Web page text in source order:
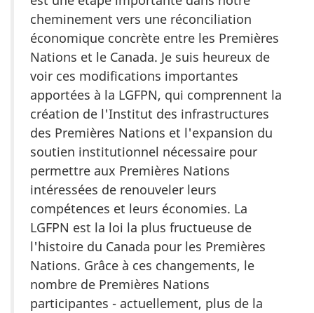
cheminement vers une réconciliation
économique concrète entre les Premières
Nations et le Canada. Je suis heureux de
voir ces modifications importantes
apportées à la LGFPN, qui comprennent la
création de l'Institut des infrastructures
des Premières Nations et l'expansion du
soutien institutionnel nécessaire pour
permettre aux Premières Nations
intéressées de renouveler leurs
compétences et leurs économies. La
LGFPN est la loi la plus fructueuse de
l'histoire du Canada pour les Premières
Nations. Grâce à ces changements, le
nombre de Premières Nations
participantes - actuellement, plus de la